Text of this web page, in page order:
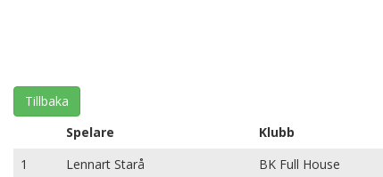
Tillbaka
Spelare
Klubb
1
Lennart Starå BK Full House